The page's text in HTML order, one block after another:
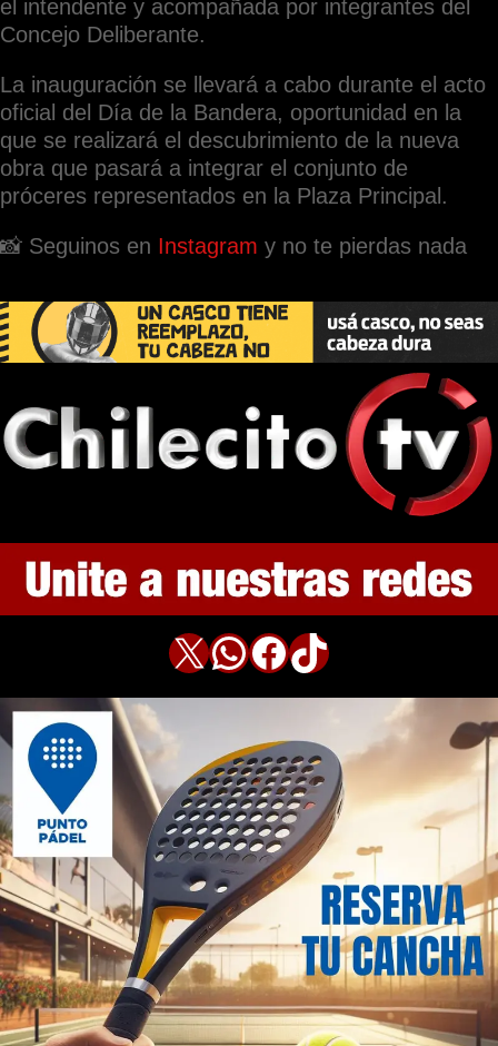
el intendente y acompañada por integrantes del
Concejo Deliberante.
La inauguración se llevará a cabo durante el acto
oficial del Día de la Bandera, oportunidad en la
que se realizará el descubrimiento de la nueva
obra que pasará a integrar el conjunto de
próceres representados en la Plaza Principal.
📸 Seguinos en Instagram y no te pierdas nada
X WhatsApp Facebook TikTok